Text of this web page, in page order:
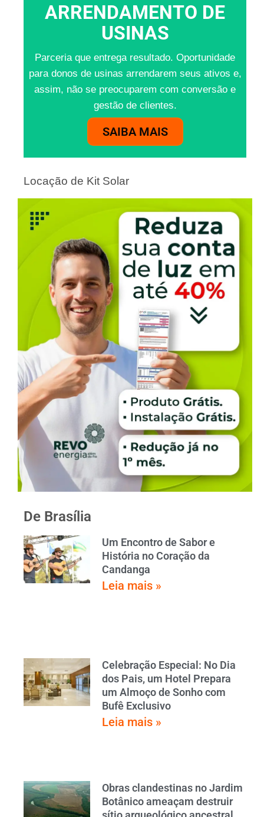
ARRENDAMENTO DE
USINAS
Parceria que entrega resultado. Oportunidade
para donos de usinas arrendarem seus ativos e,
assim, não se preocuparem com conversão e
gestão de clientes.
SAIBA MAIS
Locação de Kit Solar
De Brasília
Um Encontro de Sabor e
História no Coração da
Candanga
Leia mais »
Celebração Especial: No Dia
dos Pais, um Hotel Prepara
um Almoço de Sonho com
Bufê Exclusivo
Leia mais »
Obras clandestinas no Jardim
Botânico ameaçam destruir